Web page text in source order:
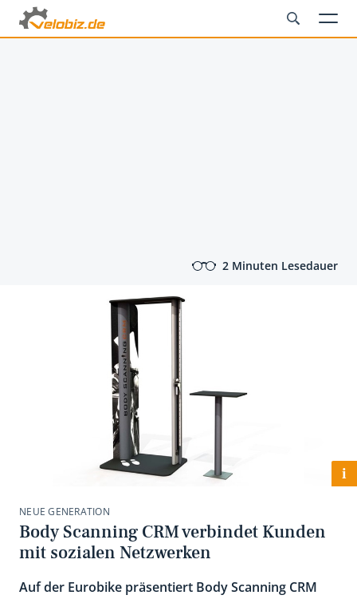
2 Minuten Lesedauer
i
NEUE GENERATION
Body Scanning CRM verbindet Kunden
mit sozialen Netzwerken
Auf der Eurobike präsentiert Body Scanning CRM